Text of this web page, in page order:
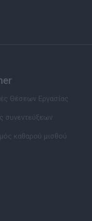
Θέσεων Εργασίας
συνεντεύξεων
καθαρού μισθού